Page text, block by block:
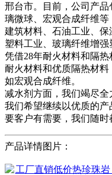
邢台市。目前，公司产
璃微球、宏观合成纤维等
建筑材料、石油工业、保
塑料工业、玻璃纤维增​​强
凭借28年耐火材料和隔
耐火材料和优质隔热材料
如宏观合成纤维。
减水剂方面，我们竭尽全
我们希望继续以优质的
要客户有需要，我们随时
产品详情图片：